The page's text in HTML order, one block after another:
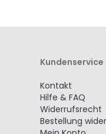
Kundenservice
Kontakt
Hilfe & FAQ
Widerrufsrecht
Bestellung